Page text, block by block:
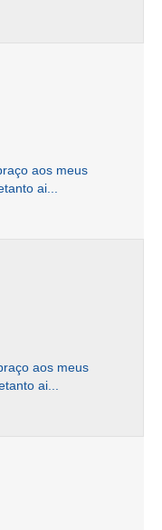
aos meus
ai...
aos meus
ai...